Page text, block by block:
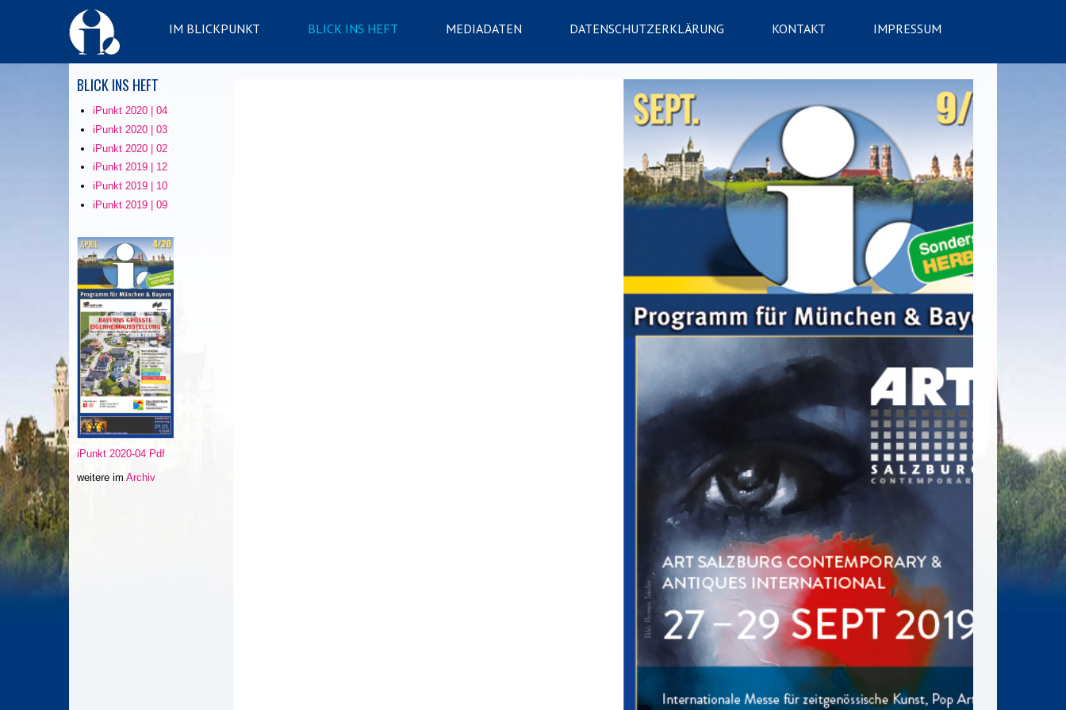
IM BLICKPUNKT BLICK INS HEFT MEDIADATEN DATENSCHUTZERKLÄRUNG KONTAKT IMPRESSUM
BLICK INS HEFT
iPunkt 2020 | 04
iPunkt 2020 | 03
iPunkt 2020 | 02
iPunkt 2019 | 12
iPunkt 2019 | 10
iPunkt 2019 | 09
iPunkt 2020-04 Pdf
weitere im Archiv